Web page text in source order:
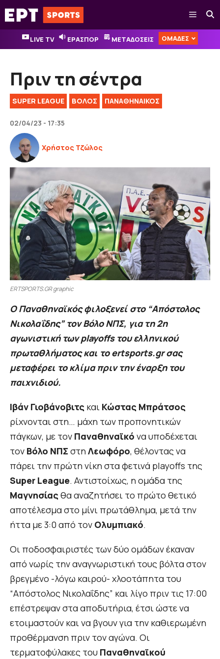
Μετάβαση
σε
περιεχόμενο
Μενού
LIVE TV ΕΡΑΣΠΟΡ ΜΕΤΑΔΟΣΕΙΣ ΟΜΑΔΕΣ
Πριν τη σέντρα
SUPER LEAGUE ΒΟΛΟΣ ΠΑΝΑΘΗΝΑΙΚΟΣ
02/04/23 - 17:35
Χρήστος Τζώλος
ERTSPORTS.GR graphic
Ο Παναθηναϊκός φιλοξενεί στο “Απόστολος
Νικολαΐδης” τον Βόλο ΝΠΣ, για τη 2η
αγωνιστική των playoffs του ελληνικού
πρωταθλήματος και το ertsports.gr σας
μεταφέρει το κλίμα πριν την έναρξη του
παιχνιδιού.
Ιβάν Γιοβάνοβιτς και Κώστας Μπράτσος
ρίχνονται στη… μάχη των προπονητικών
πάγκων, με τον Παναθηναϊκό να υποδέχεται
τον Βόλο ΝΠΣ στηΛεωφόρο, θέλοντας να
πάρει την πρώτη νίκη στα φετινά playoffs της
Super League. Αντιστοίχως, η ομάδα της
Μαγνησίας θα αναζητήσει το πρώτο θετικό
αποτέλεσμα στο μίνι πρωτάθλημα, μετά την
ήττα με 3:0 από τον Ολυμπιακό.
Οι ποδοσφαιριστές των δύο ομάδων έκαναν
από νωρίς την αναγνωριστική τους βόλτα στον
βρεγμένο -λόγω καιρού- χλοοτάπητα του
“Απόστολος Νικολαΐδης” και λίγο πριν τις 17:00
επέστρεψαν στα αποδυτήρια, έτσι ώστε να
ετοιμαστούν και να βγουν για την καθιερωμένη
προθέρμανση πριν τον αγώνα. Οι
τερματοφύλακες του Παναθηναϊκού